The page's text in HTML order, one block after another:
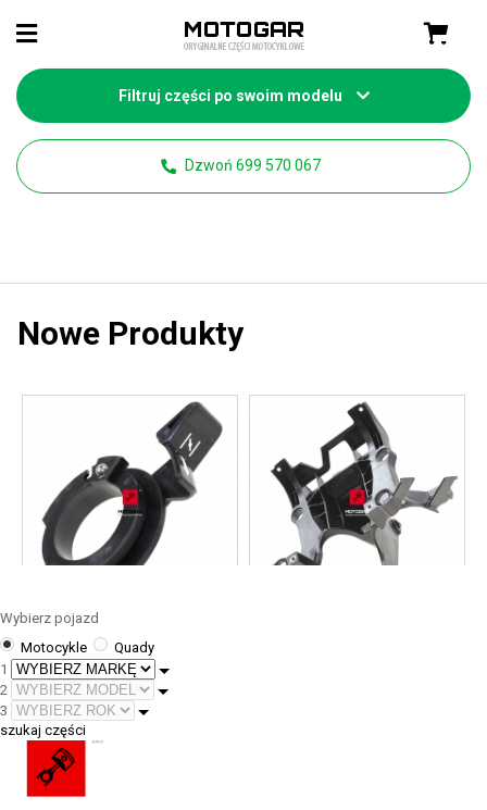
Wybierz pojazd
Motocykle
Quady
1
2
3
szukaj części
Filtruj części po swoim modelu
Dzwoń 699 570 067
Nowe Produkty
Dźwignia ssania Honda VT
1100 GL 1500 [OEM:
17962MZ0671]
133,20 zł